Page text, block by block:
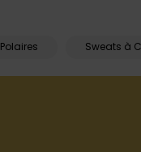
Polaires Sweats à